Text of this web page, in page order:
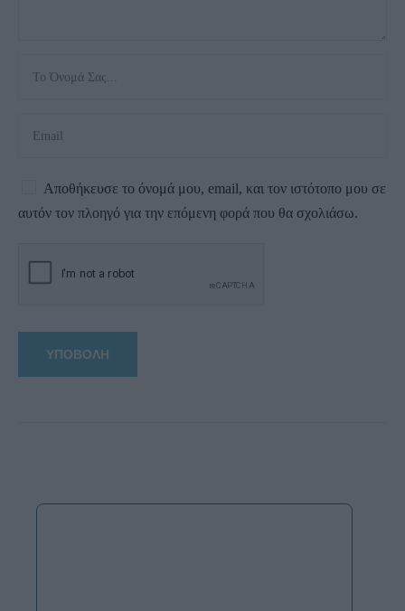
Αποθήκευσε το όνομά μου, email, και τον ιστότοπο μου σε
αυτόν τον πλοηγό για την επόμενη φορά που θα σχολιάσω.